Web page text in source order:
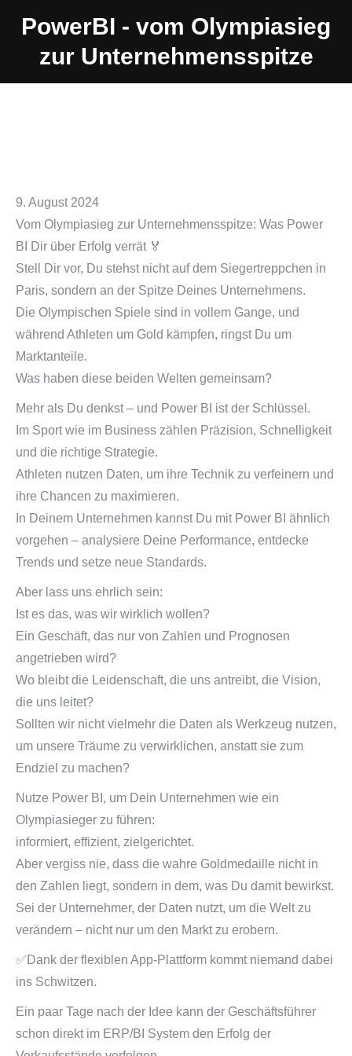
PowerBI - vom Olympiasieg
zur Unternehmensspitze
9. August 2024
Vom Olympiasieg zur Unternehmensspitze: Was Power
BI Dir über Erfolg verrät 🏅
Stell Dir vor, Du stehst nicht auf dem Siegertreppchen in
Paris, sondern an der Spitze Deines Unternehmens.
Die Olympischen Spiele sind in vollem Gange, und
während Athleten um Gold kämpfen, ringst Du um
Marktanteile.
Was haben diese beiden Welten gemeinsam?
Mehr als Du denkst – und Power BI ist der Schlüssel.
Im Sport wie im Business zählen Präzision, Schnelligkeit
und die richtige Strategie.
Athleten nutzen Daten, um ihre Technik zu verfeinern und
ihre Chancen zu maximieren.
In Deinem Unternehmen kannst Du mit Power BI ähnlich
vorgehen – analysiere Deine Performance, entdecke
Trends und setze neue Standards.
Aber lass uns ehrlich sein:
Ist es das, was wir wirklich wollen?
Ein Geschäft, das nur von Zahlen und Prognosen
angetrieben wird?
Wo bleibt die Leidenschaft, die uns antreibt, die Vision,
die uns leitet?
Sollten wir nicht vielmehr die Daten als Werkzeug nutzen,
um unsere Träume zu verwirklichen, anstatt sie zum
Endziel zu machen?
Nutze Power BI, um Dein Unternehmen wie ein
Olympiasieger zu führen:
informiert, effizient, zielgerichtet.
Aber vergiss nie, dass die wahre Goldmedaille nicht in
den Zahlen liegt, sondern in dem, was Du damit bewirkst.
Sei der Unternehmer, der Daten nutzt, um die Welt zu
verändern – nicht nur um den Markt zu erobern.
✅Dank der flexiblen App-Plattform kommt niemand dabei
ins Schwitzen.
Ein paar Tage nach der Idee kann der Geschäftsführer
schon direkt im ERP/BI System den Erfolg der